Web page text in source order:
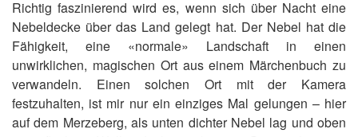
Richtig faszinierend wird es, wenn sich über Nacht eine
Nebeldecke über das Land gelegt hat. Der Nebel hat die
Fähigkeit, eine «normale» Landschaft in einen
unwirklichen, magischen Ort aus einem Märchenbuch zu
verwandeln. Einen solchen Ort mit der Kamera
festzuhalten, ist mir nur ein einziges Mal gelungen – hier
auf dem Merzeberg, als unten dichter Nebel lag und oben